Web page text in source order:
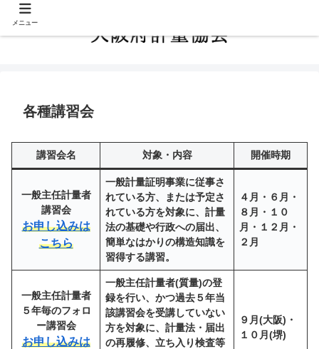
各種講習会
講習会名 対象・内容 開催時期
一般主任計量者
講習会
お申し込みは
こちら
一般計量証明事業に従事さ
れている方、または予定さ
れている方を対象に、計量
法の基礎や行政への届出、
簡単なはかりの構造知識を
習得する講習。
４月・６月・
８月・１０
月・１２月・
２月
一般主任計量者
５年毎のフォロ
ー講習会
お申し込みは
一般主任計量者(質量)の登
録を行い、かつ過去５年当
該講習会を受講していない
方を対象に、計量法・届出
の再履修、立ち入り検査等
９月(大阪)・
１０月(堺)
メニュー